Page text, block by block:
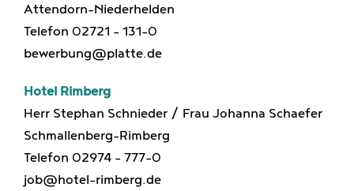
Attendorn-Niederhelden
Telefon 02721 – 131-0
bewerbung@platte.de
Hotel Rimberg
Herr Stephan Schnieder / Frau Johanna Schaefer
Schmallenberg-Rimberg
Telefon 02974 – 777-0
job@hotel-rimberg.de